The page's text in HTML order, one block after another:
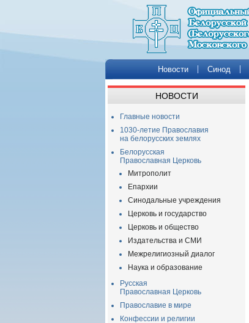
Новости Синод
НОВОСТИ
Главные новости
1030-летие Православия
на белорусских землях
Белорусская
Православная Церковь
Митрополит
Епархии
Синодальные учреждения
Церковь и государство
Церковь и общество
Издательства и СМИ
Межрелигиозный диалог
Наука и образование
Русская
Православная Церковь
Православие в мире
Конфессии и религии